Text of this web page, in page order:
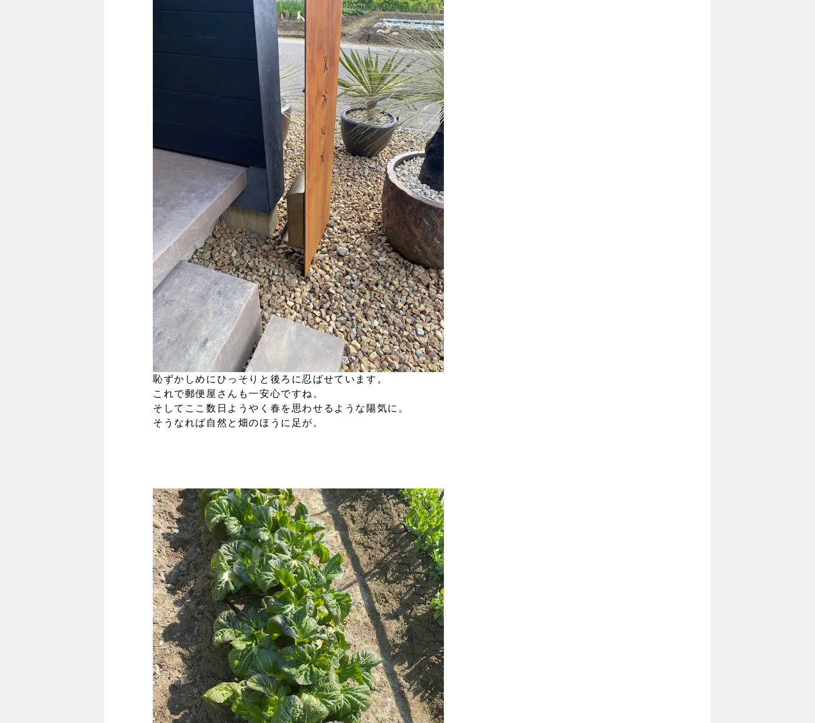
恥ずかしめにひっそりと後ろに忍ばせています。
これで郵便屋さんも一安心ですね。
そしてここ数日ようやく春を思わせるような陽気に。
そうなれば自然と畑のほうに足が。